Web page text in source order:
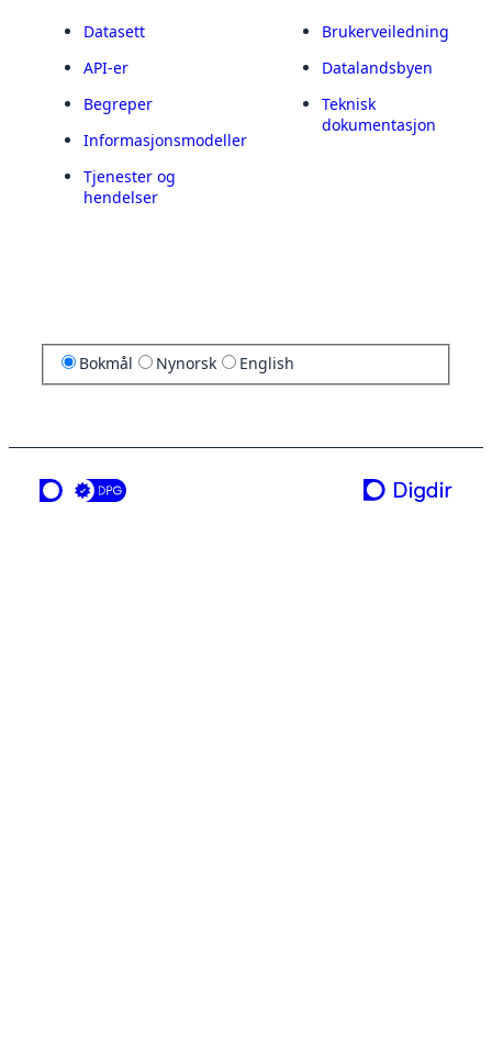
Datasett
API-er
Begreper
Informasjonsmodeller
Tjenester og
hendelser
Brukerveiledning
Datalandsbyen
Teknisk
dokumentasjon
Bokmål Nynorsk English